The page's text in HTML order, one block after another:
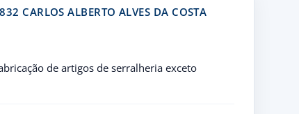
CARLOS ALBERTO ALVES DA COSTA
de artigos de serralheria exceto